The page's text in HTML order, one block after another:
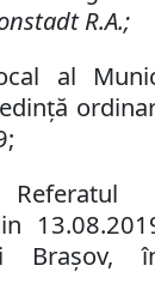
R.A.;
al
Braşov,